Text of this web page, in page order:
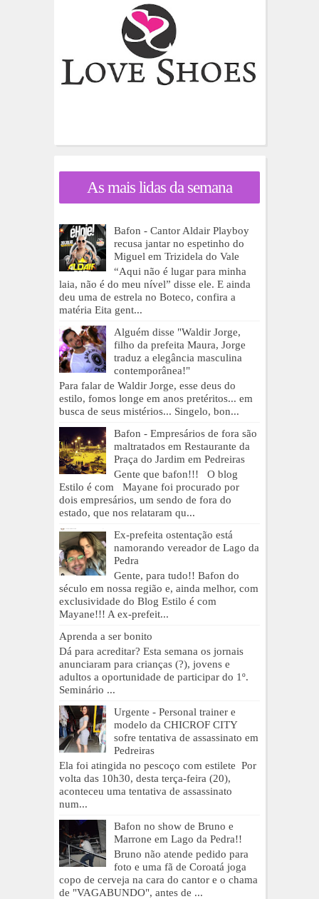
As mais lidas da semana
Bafon - Cantor Aldair Playboy
recusa jantar no espetinho do
Miguel em Trizidela do Vale
“Aqui não é lugar para minha
laia, não é do meu nível” disse ele. E ainda
deu uma de estrela no Boteco, confira a
matéria Eita gent...
Alguém disse "Waldir Jorge,
filho da prefeita Maura, Jorge
traduz a elegância masculina
contemporânea!"
Para falar de Waldir Jorge, esse deus do
estilo, fomos longe em anos pretéritos... em
busca de seus mistérios... Singelo, bon...
Bafon - Empresários de fora são
maltratados em Restaurante da
Praça do Jardim em Pedreiras
Gente que bafon!!! O blog
Estilo é com Mayane foi procurado por
dois empresários, um sendo de fora do
estado, que nos relataram qu...
Ex-prefeita ostentação está
namorando vereador de Lago da
Pedra
Gente, para tudo!! Bafon do
século em nossa região e, ainda melhor, com
exclusividade do Blog Estilo é com
Mayane!!! A ex-prefeit...
Aprenda a ser bonito
Dá para acreditar? Esta semana os jornais
anunciaram para crianças (?), jovens e
adultos a oportunidade de participar do 1º.
Seminário ...
Urgente - Personal trainer e
modelo da CHICROF CITY
sofre tentativa de assassinato em
Pedreiras
Ela foi atingida no pescoço com estilete Por
volta das 10h30, desta terça-feira (20),
aconteceu uma tentativa de assassinato
num...
Bafon no show de Bruno e
Marrone em Lago da Pedra!!
Bruno não atende pedido para
foto e uma fã de Coroatá joga
copo de cerveja na cara do cantor e o chama
de "VAGABUNDO", antes de ...